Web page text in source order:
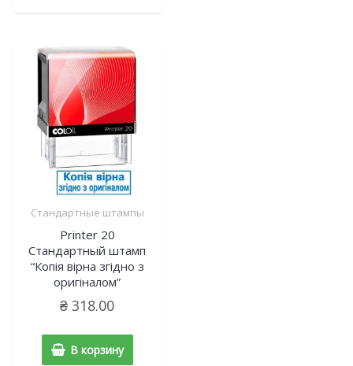
Стандартные штампы
Printer 20
Cтандартный штамп
“Копія вірна згідно з
оригіналом”
₴ 318.00
В корзину